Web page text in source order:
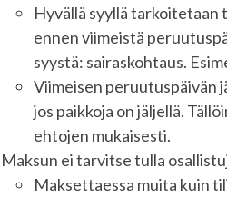
Hyvällä syyllä tarkoitetaan
ennen viimeistä
syystä: sairaskohtaus.
Viimeisen peruutuspäivän
jos paikkoja on jäljellä.
ehtojen mukaisesti.
Maksun ei tarvitse tulla
Maksettaessa muita kuin